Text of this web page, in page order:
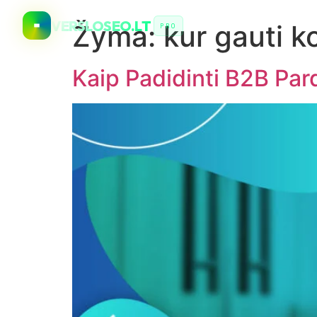
VERSLOSEO.LT PRO
Žyma:kur gauti
Kaip Padidinti B2B